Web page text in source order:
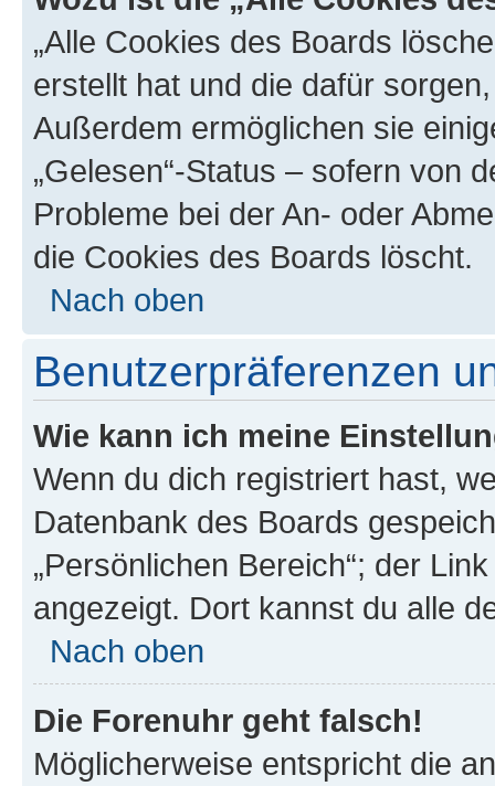
„Alle Cookies des Boards
erstellt hat und die dafür
Außerdem ermöglichen sie
„Gelesen“-Status – sofern von
Probleme bei der An- oder
die Cookies des Boards löscht.
Nach oben
Benutzerpräferenzen
Wie kann ich meine
Wenn du dich registriert hast,
Datenbank des Boards
„Persönlichen Bereich“; der
angezeigt. Dort kannst du alle
Nach oben
Die Forenuhr geht falsch!
Möglicherweise entspricht die